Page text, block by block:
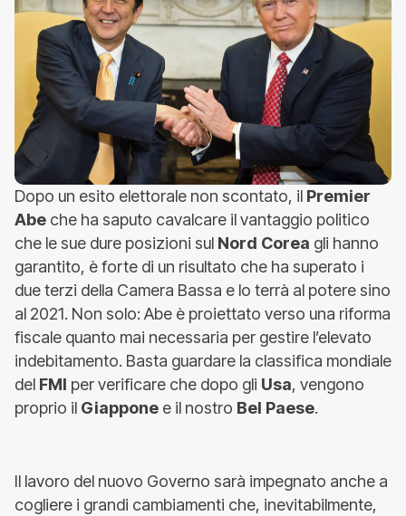
Dopo un esito elettorale non scontato, il Premier
Abe che ha saputo cavalcare il vantaggio politico
che le sue dure posizioni sul Nord Corea gli hanno
garantito, è forte di un risultato che ha superato i
due terzi della Camera Bassa e lo terrà al potere sino
al 2021. Non solo: Abe è proiettato verso una riforma
fiscale quanto mai necessaria per gestire l’elevato
indebitamento. Basta guardare la classifica mondiale
del FMI per verificare che dopo gli Usa, vengono
proprio il Giappone e il nostro Bel Paese.
Il lavoro del nuovo Governo sarà impegnato anche a
cogliere i grandi cambiamenti che, inevitabilmente,